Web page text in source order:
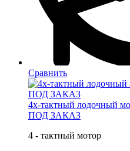
Сравнить
4х-тактный лодочный
ПОД ЗАКАЗ
4 - тактный мотор